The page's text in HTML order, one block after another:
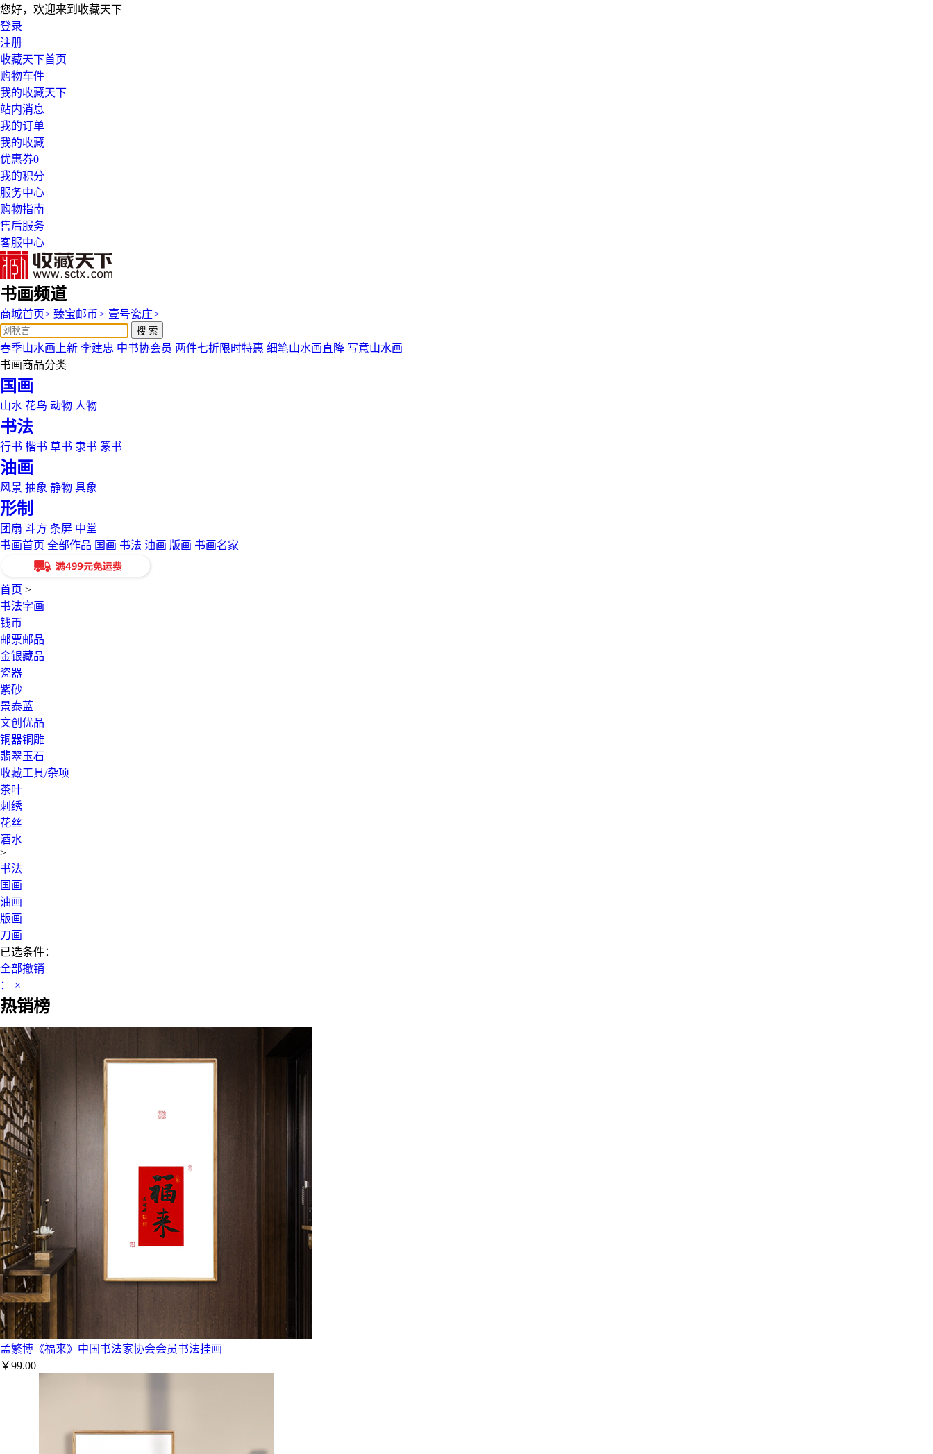
您好，欢迎来到收藏天下
登录
注册
收藏天下首页
购物车件
我的收藏天下
站内消息
我的订单
我的收藏
优惠券0
我的积分
服务中心
购物指南
售后服务
客服中心
书画频道
商城首页> 臻宝邮币> 壹号瓷庄>
搜 索
春季山水画上新 李建忠 中书协会员 两件七折限时特惠 细笔山水画直降 写意山水画
书画商品分类
国画
山水 花鸟 动物 人物
书法
行书 楷书 草书 隶书 篆书
油画
风景 抽象 静物 具象
形制
团扇 斗方 条屏 中堂
书画首页 全部作品 国画 书法 油画 版画 书画名家
首页 >
书法字画
钱币
邮票邮品
金银藏品
瓷器
紫砂
景泰蓝
文创优品
铜器铜雕
翡翠玉石
收藏工具/杂项
茶叶
刺绣
花丝
酒水
>
书法
国画
油画
版画
刀画
已选条件：
全部撤销
：
×
热销榜
孟繁博《福来》中国书法家协会会员书法挂画
￥99.00